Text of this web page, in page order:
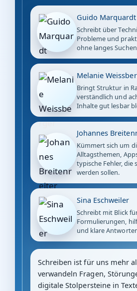
Guido Marquardt
Schreibt über
Probleme und
ohne langes
Melanie
Bringt Struktur in
verständlich und
Inhalte gut lesbar
Johannes
Kümmert sich um
Alltagsthemen,
typische Fehler, die
werden sollen.
Sina Eschweiler
Schreibt mit Blick
Formulierungen,
und klare
Schreiben ist für uns mehr
verwandeln Fragen,
digitale Stolpersteine in